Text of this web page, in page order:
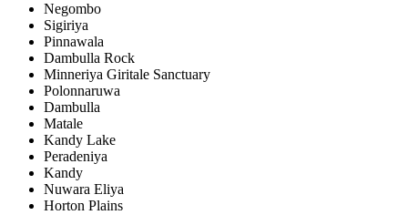
Negombo
Sigiriya
Pinnawala
Dambulla Rock
Minneriya Giritale Sanctuary
Polonnaruwa
Dambulla
Matale
Kandy Lake
Peradeniya
Kandy
Nuwara Eliya
Horton Plains